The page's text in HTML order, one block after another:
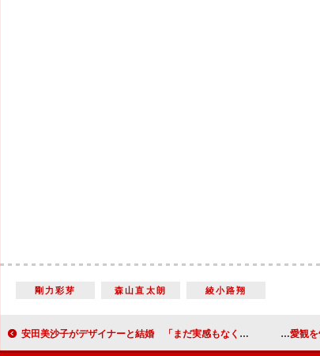
剛力彩芽 森山直太朗 綾小路翔
安田美沙子がデザイナーと結婚 「まだ実感もなく、夢見心地」 関ジャ